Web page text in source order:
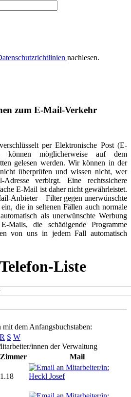
nachlesen.
zum E-Mail-Verkehr
per Elektronische Post (E-
möglicherweise auf dem
gelesen werden. Wir können in der
überprüfen und wissen nicht, wer
verbirgt. Eine rechtssichere
E-Mail ist daher nicht gewährleistet.
Anbieter – Filter gegen unerwünschte
die in seltenen Fällen auch normale
als unerwünschte Werbung
Mails, die schädigende Programme
von uns in jedem Fall automatisch
Liste
dem Anfangsbuchstaben:
R S W
innen der Verwaltung
Zimmer
Mail
1.18